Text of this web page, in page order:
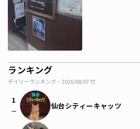
ランキング
デイリーランキング・ 2026/08/07付
1
check_indeterminate_small 仙台シティーキャッツ